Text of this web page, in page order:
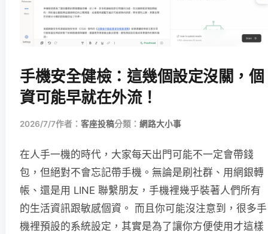
手機安全健檢：這幾個設定沒關，個
資可能早就在外流！
2026/7/7作者： 客座投稿分類： 網路大小事
在人手一機的時代，大家每天出門可能不一定會帶錢
包，但絕對不會忘記帶手機。無論是刷社群、用網銀轉
帳、還是用 LINE 聯繫朋友，手機裡幾乎裝著人們所有
的生活資訊跟敏感個資。 而且你可能沒注意到，很多手
機裡預設的系統設定，其實是為了讓你方便使用才這樣